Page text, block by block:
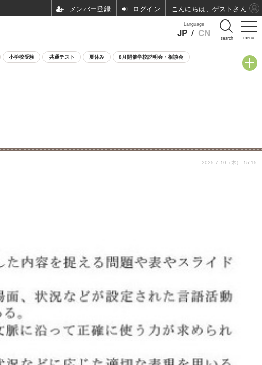
menu
Language
JP / CN search
小学校受験 共通テスト 夏休み 8月開催学校説明会・相談会
2025.7.10（木） 15:15
ログイン こんにちは、ゲストさん